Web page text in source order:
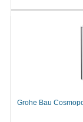
Grohe Bau